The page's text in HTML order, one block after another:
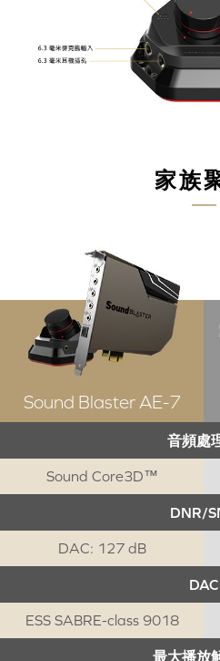
家族
Sound Blaster AE-7
音頻處
Sound Core3D™
DNR/
DAC: 127 dB
DAC
ESS SABRE-class 9018
最大播放